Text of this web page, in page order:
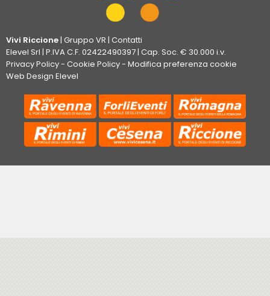
Vivi Riccione| Gruppo VR | Contatti
Elevel Srl | P.IVA C.F. 02422490397 | Cap. Soc. € 30.000 i.v.
Privacy Policy- Cookie Policy- Modifica preferenza cookie
Web Design Elevel